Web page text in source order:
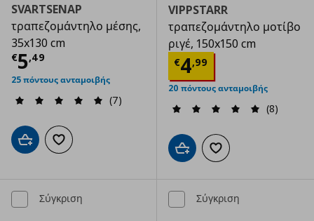
SVARTSENAP
τραπεζομάντηλο μέσης,
35x130 cm
€5,49
Τρέχουσα τιμή € 5,49
25 πόντους ανταμοιβής
(7)
Προσθήκη στο καλάθι
Προσθήκη στα αγαπημένα
VIPPSTARR
τραπεζομάντηλο μοτίβο
ριγέ, 150x150 cm
€4,99
Τρέχουσα
20 πόντους ανταμοιβής
(8)
Προσθήκη στο καλάθι
Προσθήκη στα
Σύγκριση Σύγκριση